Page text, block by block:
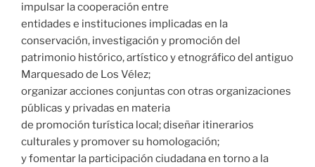
impulsar la cooperación entre
entidades e instituciones implicadas en la
conservación, investigación y promoción del
patrimonio histórico, artístico y etnográfico del antiguo
Marquesado de Los Vélez;
organizar acciones conjuntas con otras organizaciones
públicas y privadas en materia
de promoción turística local; diseñar itinerarios
culturales y promover su homologación;
y fomentar la participación ciudadana en torno a la